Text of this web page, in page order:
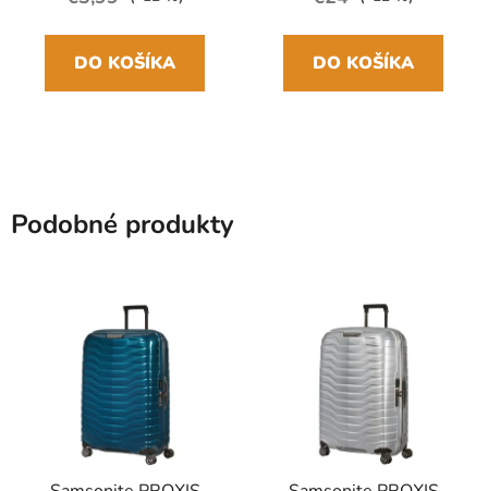
DO KOŠÍKA DO KOŠÍKA
Podobné produkty